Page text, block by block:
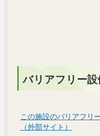
バリアフリー設
この施設のバリアフリ
（外部サイト）